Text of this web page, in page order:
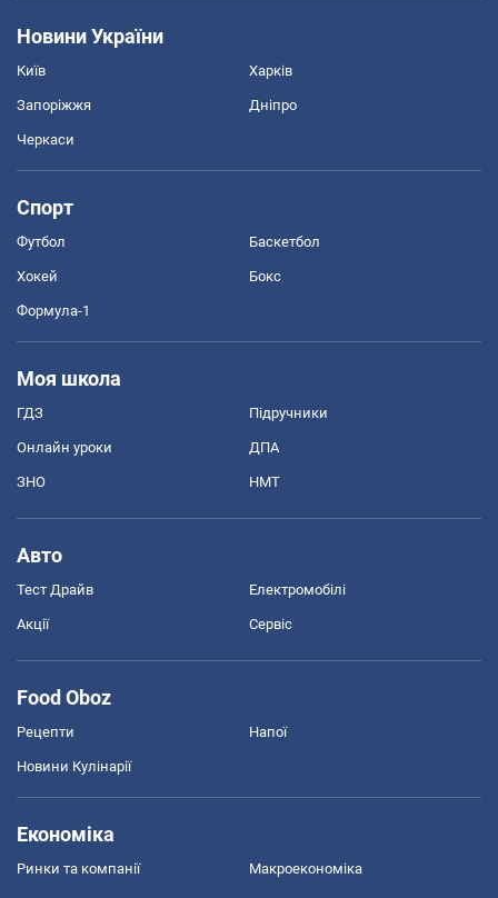
Новини України
Київ Харків
Запоріжжя Дніпро
Черкаси
Спорт
Футбол Баскетбол
Хокей Бокс
Формула-1
Моя школа
ГДЗ Підручники
Онлайн уроки ДПА
ЗНО НМТ
Авто
Тест Драйв Електромобілі
Акції Сервіс
Food Oboz
Рецепти Напої
Новини Кулінарії
Економіка
Ринки та компанії Макроекономіка